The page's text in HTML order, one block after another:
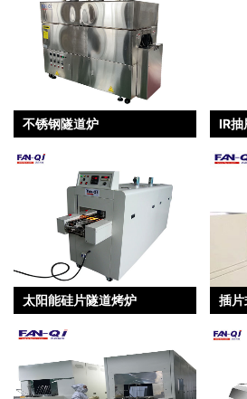
不锈钢隧道炉 IR抽
太阳能硅片隧道烤炉 插片